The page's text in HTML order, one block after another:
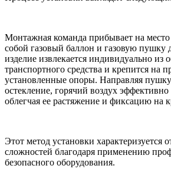
Монтажная команда прибывает на место
собой газовый баллон и газовую пушку
изделие извлекается индивидуально из
транспортного средства и крепится на
установленные опоры. Направляя
остекление, горячий воздух эффективно
облегчая ее растяжение и фиксацию на
Этот метод установки характеризуется
сложностей благодаря применению
безопасного оборудования.